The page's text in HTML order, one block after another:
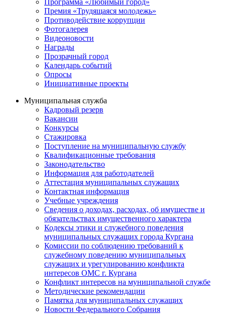
Премия «Трудящаяся молодежь»
Противодействие коррупции
Фотогалерея
Видеоновости
Награды
Прозрачный город
Календарь событий
Опросы
Инициативные проекты
Муниципальная служба
Кадровый резерв
Вакансии
Конкурсы
Стажировка
Поступление на муниципальную службу
Квалификационные требования
Законодательство
Информация для работодателей
Аттестация муниципальных служащих
Контактная информация
Учебные учреждения
Сведения о доходах, расходах, об имуществе и
обязательствах имущественного характера
Кодексы этики и служебного поведения
муниципальных служащих города Кургана
Комиссии по соблюдению требований к
служебному поведению муниципальных
служащих и урегулированию конфликта
интересов ОМС г. Кургана
Конфликт интересов на муниципальной службе
Методические рекомендации
Памятка для муниципальных служащих
Новости Федерального Cобрания